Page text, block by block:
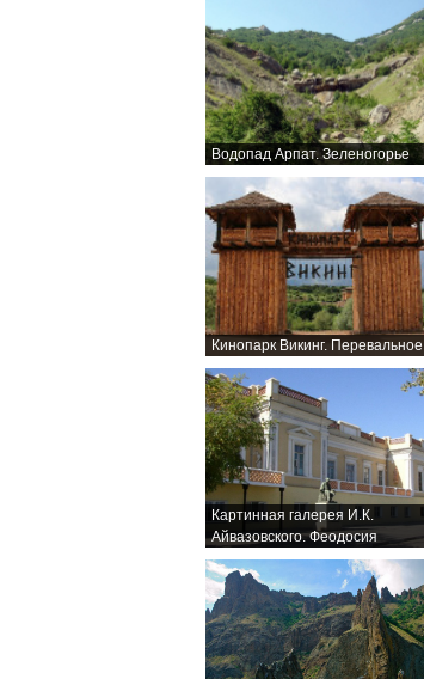
Водопад Арпат. Зеленогорье
Кинопарк Викинг. Перевальное
Картинная галерея И.К.
Айвазовского. Феодосия